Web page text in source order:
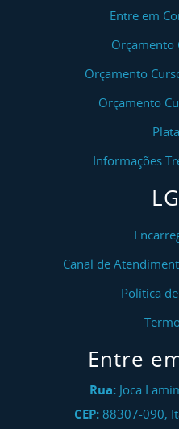
Entre em
Orçamento
Orçamento
Orçamento
Informações
Canal de
Política
Entre
Rua: Joca
CEP: 88307-090,